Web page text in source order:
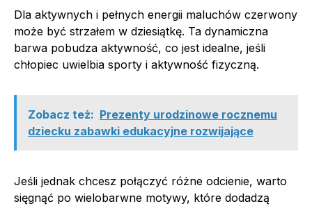
Dla aktywnych i pełnych energii maluchów czerwony
może być strzałem w dziesiątkę. Ta dynamiczna
barwa pobudza aktywność, co jest idealne, jeśli
chłopiec uwielbia sporty i aktywność fizyczną.
Zobacz też: Prezenty urodzinowe rocznemu
dziecku zabawki edukacyjne rozwijające
Jeśli jednak chcesz połączyć różne odcienie, warto
sięgnąć po wielobarwne motywy, które dodadzą